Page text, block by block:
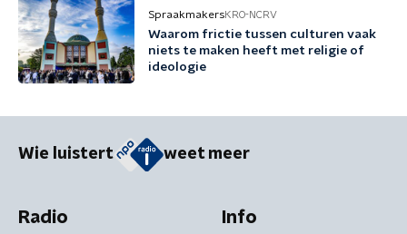
SpraakmakersKRO-NCRV
Waarom frictie tussen culturen vaak
niets te maken heeft met religie of
ideologie
Wie luistert weet meer
Radio Info